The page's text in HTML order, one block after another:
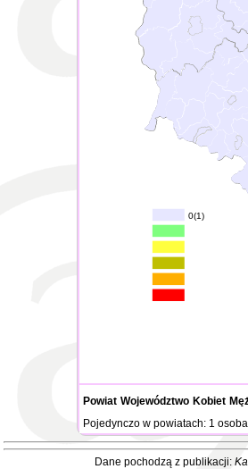
0(1)
Powiat Województwo Kobiet
Pojedynczo w powiatach: 1
Dane pochodzą z publikacji: